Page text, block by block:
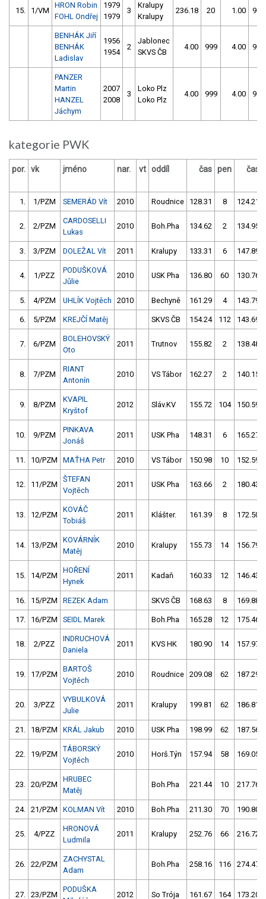
15. 1/VM
HRON Robin
FOHL Ondřej
1979
1979
3
Kralupy
Kralupy
236.18 20 1.00 999
BENHÁK Jiří
BENHÁK
Ladislav
1956
1954
2
Jablonec
SKVS ČB
4.00 999 4.00 999
PANZER
Martin
HANZEL
Jáchym
2007
2008
3
Loko Plz
Loko Plz
4.00 999 4.00 999
kategorie PWK
por. vk jméno nar. vt oddíl čas pen čas
1. 1/PZM SEMERÁD Vít 2010 Roudnice 128.31 8 124.21
2. 2/PZM
CARDOSELLI
Lukas
2010 Boh.Pha 134.62 2 134.95
3. 3/PZM DOLEŽAL Vít 2011 Kralupy 133.31 6 147.89
4. 1/PZZ
PODUŠKOVÁ
Jůlie
2010 USK Pha 136.80 60 130.76
5. 4/PZM UHLÍK Vojtěch 2010 Bechyně 161.29 4 143.79
6. 5/PZM KREJČÍ Matěj SKVS ČB 154.24 112 143.69
7. 6/PZM
BOLEHOVSKÝ
Oto
2011 Trutnov 155.82 2 138.48
8. 7/PZM
RIANT
Antonín
2010 VS Tábor 162.27 2 140.15
9. 8/PZM
KVAPIL
Kryštof
2012 Sláv.KV 155.72 104 150.59
10. 9/PZM
PINKAVA
Jonáš
2011 USK Pha 148.31 6 165.27
11. 10/PZM MAŤHA Petr 2010 VS Tábor 150.98 10 152.59
12. 11/PZM
ŠTEFAN
Vojtěch
2011 USK Pha 163.66 2 180.43
13. 12/PZM
KOVÁČ
Tobiáš
2011 Klášter. 161.39 8 172.50
14. 13/PZM
KOVÁRNÍK
Matěj
2010 Kralupy 155.73 14 156.79
15. 14/PZM
HOŘENÍ
Hynek
2011 Kadaň 160.33 12 146.43
16. 15/PZM REZEK Adam SKVS ČB 168.63 8 169.88
17. 16/PZM SEIDL Marek Boh.Pha 165.28 12 175.46
18. 2/PZZ
INDRUCHOVÁ
Daniela
2011 KVS HK 180.90 14 157.97
19. 17/PZM
BARTOŠ
Vojtěch
2010 Roudnice 209.08 62 187.29
20. 3/PZZ
VYBULKOVÁ
Julie
2011 Kralupy 199.81 62 186.81
21. 18/PZM KRÁL Jakub 2010 USK Pha 198.99 62 187.56
22. 19/PZM
TÁBORSKÝ
Vojtěch
2010 Horš.Týn 157.94 58 169.05
23. 20/PZM
HRUBEC
Matěj
Boh.Pha 221.44 10 217.76
24. 21/PZM KOLMAN Vít 2010 Boh.Pha 211.30 70 190.80
25. 4/PZZ
HRONOVÁ
Ludmila
2011 Kralupy 252.76 66 216.72
26. 22/PZM
ZACHYSTAL
Adam
Boh.Pha 258.16 116 274.47
27. 23/PZM
PODUŠKA
2012 So Trója 161.67 164 173.20